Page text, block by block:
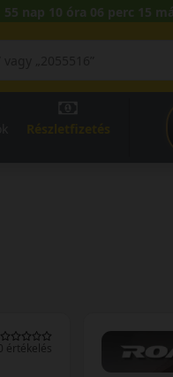
nap 10 óra 06 perc 14
0 értékelés